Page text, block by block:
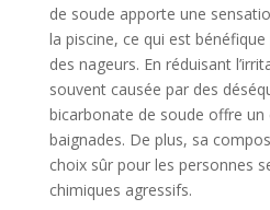
de soude apporte une
la piscine, ce qui est
des nageurs. En réduisant
souvent causée par des
bicarbonate de soude offre
baignades. De plus, sa
choix sûr pour les personnes
chimiques agressifs.